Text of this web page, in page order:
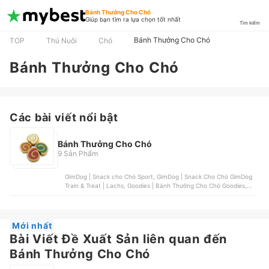
Bánh Thưởng Cho Chó
Giúp bạn tìm ra lựa chọn tốt nhất
Tìm kiếm
TOP Thú Nuôi Chó Bánh Thưởng Cho Chó
Bánh Thưởng Cho Chó
Các bài viết nổi bật
Bánh Thưởng Cho Chó
9 Sản Phẩm
GimDog | Snack cho Chó Sport, GimDog | Snack Cho Chó GimDog
Train & Treat | Lachs, Goodies | Bánh Thưởng Cho Chó Goodies,
Mới nhất
Bài Viết Đề Xuất Sản liên quan đến
Bánh Thưởng Cho Chó